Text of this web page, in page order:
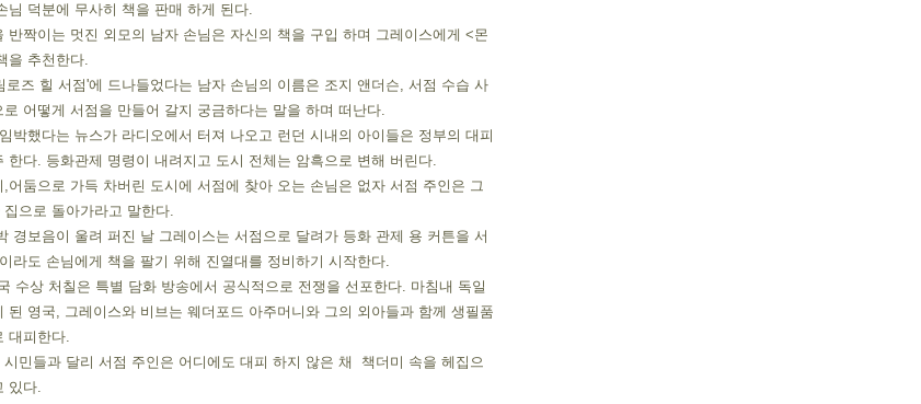
님 덕분에 무사히 책을 판매 하게 된다.
반짝이는 멋진 외모의 남자 손님은 자신의 책을 구입 하며 그레이스에게 <몬
을 추천한다.
로즈 힐 서점'에 드나들었다는 남자 손님의 이름은 조지 앤더슨, 서점 수습 사
어떻게 서점을 만들어 갈지 궁금하다는 말을 하며 떠난다.
박했다는 뉴스가 라디오에서 터져 나오고 런던 시내의 아이들은 정부의 대피
한다. 등화관제 명령이 내려지고 도시 전체는 암흑으로 변해 버린다.
,어둠으로 가득 차버린 도시에 서점에 찾아 오는 손님은 없자 서점 주인은 그
으로 돌아가라고 말한다.
경보음이 울려 퍼진 날 그레이스는 서점으로 달려가 등화 관제 용 커튼을 서
라도 손님에게 책을 팔기 위해 진열대를 정비하기 시작한다.
수상 처칠은 특별 담화 방송에서 공식적으로 전쟁을 선포한다. 마침내 독일
된 영국, 그레이스와 비브는 웨더포드 아주머니와 그의 외아들과 함께 생필품
대피한다.
시민들과 달리 서점 주인은 어디에도 대피 하지 않은 채  책더미 속을 헤집으
있다.